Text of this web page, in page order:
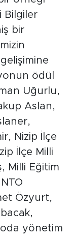
Bilgiler
bir
ödül
Uğurlu,
Aslan,
Nizip İlçe
İlçe Milli
Milli Eğitim
Özyurt,
oda yönetim